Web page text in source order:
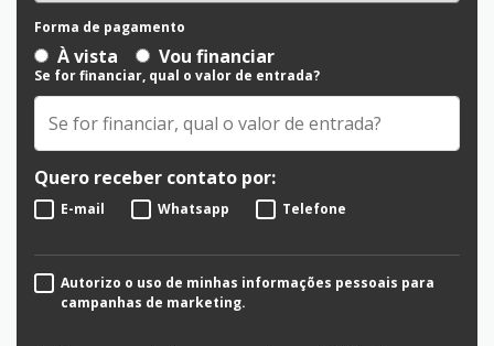
Forma de pagamento
À vista Vou financiar
Se for financiar, qual o valor de entrada?
Quero receber contato por:
E-mail Whatsapp Telefone
Autorizo o uso de minhas informações pessoais para
campanhas de marketing.